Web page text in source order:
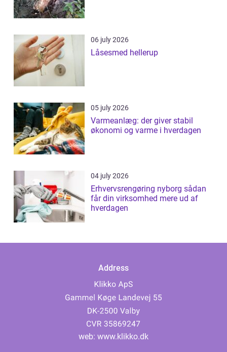
06 july 2026
Låsesmed hellerup
05 july 2026
Varmeanlæg: der giver stabil
økonomi og varme i hverdagen
04 july 2026
Erhvervsrengøring nyborg sådan
får din virksomhed mere ud af
hverdagen
Address
web: www.klikko.dk